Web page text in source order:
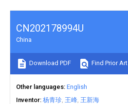
CN202178994U
China
Download PDF Find Prior Art
Other languages English
Inventor 杨青珍 王峰 王新海